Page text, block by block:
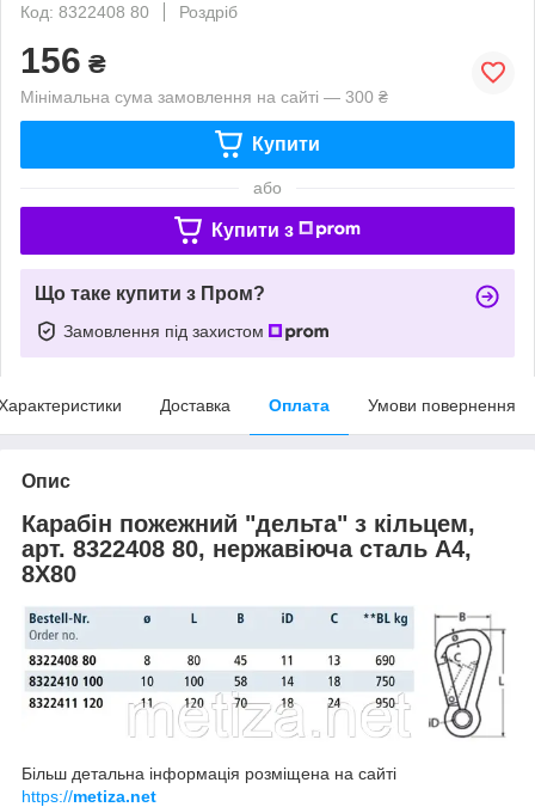
Код: 8322408 80
Роздріб
156 ₴
Мінімальна сума замовлення на сайті — 300 ₴
Купити
або
Купити з
Що таке купити з Пром?
Замовлення під захистом
Доставка Оплата Умови повернення
Опис
Карабін пожежний "дельта" з кільцем,
арт. 8322408 80, нержавіюча сталь А4,
8X80
Більш детальна інформація розміщена на сайті
https://metiza.net